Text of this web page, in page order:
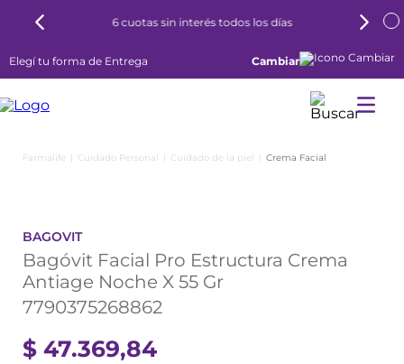
6 cuotas sin interés todos los días
Elegí tu forma de Entrega Cambiar
Cuidado Personal Cuidado de la piel Crema Facial
BAGOVIT
Bagóvit Facial Pro Estructura Crema
Antiage Noche X 55 Gr
7790375268862
$ 47.369,84